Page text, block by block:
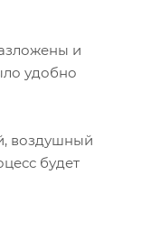
и
удобно
воздушный
будет